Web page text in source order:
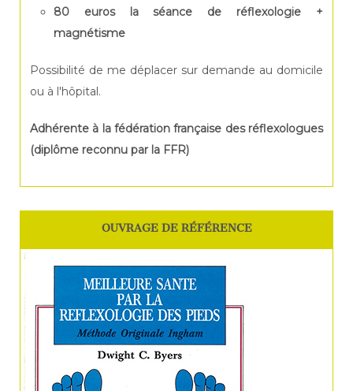
80 euros la séance de réflexologie +
magnétisme
Possibilité de me déplacer sur demande au domicile
ou à l'hôpital.
Adhérente à la fédération française des réflexologues
(diplôme reconnu par la FFR)
OUVRAGE DE RÉFÉRENCE